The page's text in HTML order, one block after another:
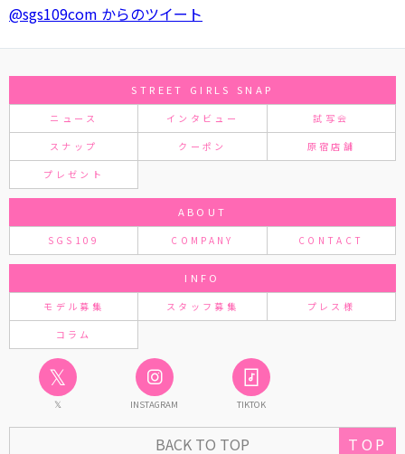
@sgs109com からのツイート
STREET GIRLS SNAP
ニュース インタビュー 試写会
スナップ クーポン 原宿店舗
プレゼント
ABOUT
SGS109 COMPANY CONTACT
INFO
モデル募集 スタッフ募集 プレス様
コラム
𝕏
𝕏 INSTAGRAM TIKTOK
BACK TO TOP TOP